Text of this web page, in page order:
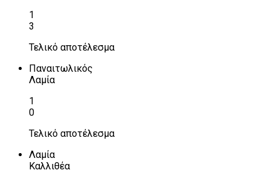
1
3
Τελικό αποτέλεσμα
Παναιτωλικός
Λαμία
1
0
Τελικό αποτέλεσμα
Λαμία
Καλλιθέα